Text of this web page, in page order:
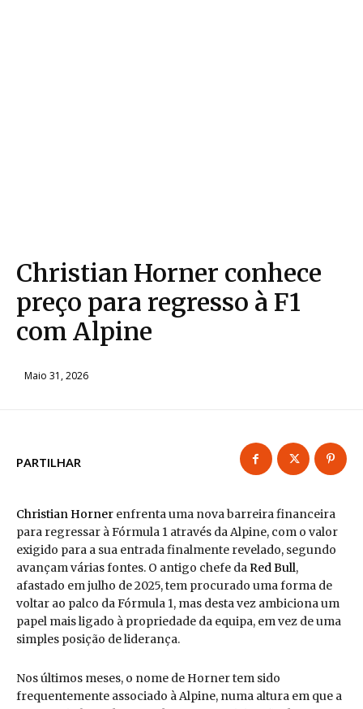
Christian Horner conhece
preço para regresso à F1
com Alpine
Maio 31, 2026
PARTILHAR
Christian Horner enfrenta uma nova barreira financeira
para regressar à Fórmula 1 através da Alpine, com o valor
exigido para a sua entrada finalmente revelado, segundo
avançam várias fontes. O antigo chefe daRed Bull,
afastado em julho de 2025, tem procurado uma forma de
voltar ao palco da Fórmula 1, mas desta vez ambiciona um
papel mais ligado à propriedade da equipa, em vez de uma
simples posição de liderança.
Nos últimos meses, o nome de Horner tem sido
frequentemente associado à Alpine, numa altura em que a